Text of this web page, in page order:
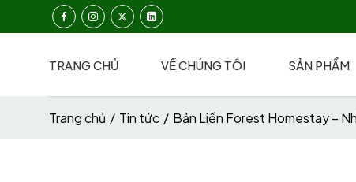
TRANG CHỦ VỀ CHÚNG TÔI SẢN PHẨM
Trang chủ / Tin tức / Bản Liền Forest Homestay –